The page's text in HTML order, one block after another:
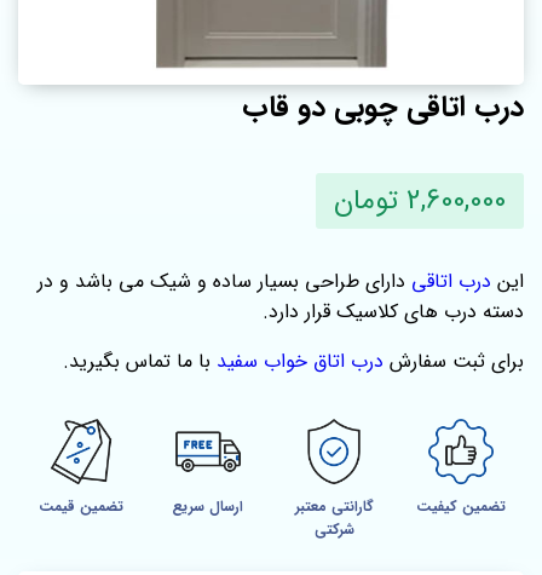
درب اتاقی چوبی دو قاب
2,600,000 تومان
این درب اتاقی دارای طراحی بسیار ساده و شیک می باشد و در
دسته درب های کلاسیک قرار دارد.
برای ثبت سفارش درب اتاق خواب سفید با ما تماس بگیرید.
تضمین کیفیت
گارانتی معتبر
شرکتی
ارسال سریع تضمین قیمت